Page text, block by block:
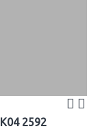
K04 2592